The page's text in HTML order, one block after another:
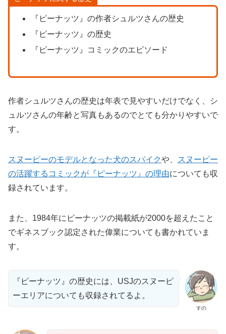
『ピーナッツ』の作者シュルツさんの歴史
『ピーナッツ』の歴史
『ピーナッツ』コミックのエピソード
作者シュルツさんの歴史は年表で見やすいだけでなく、シ
ュルツさんの年齢と写真もあるのでとても分かりやすいで
す。
スヌーピーのモデルとなった犬のスパイクや、 スヌーピー
の活躍するコミックが『ピーナッツ』の理由についても収
録されています。
また、1984年にピーナッツの掲載紙が2000を超えたこと
でギネスブック認定された偉業についても書かれていま
す。
すの
『ピーナッツ』の歴史には、USJのスヌーピ
ーエリアについても収録されてるよ。